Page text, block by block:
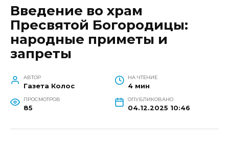
Введение во храм
Пресвятой Богородицы:
народные приметы и
запреты
АВТОР
Газета Колос
НА ЧТЕНИЕ
4 мин
ПРОСМОТРОВ
85
ОПУБЛИКОВАНО
04.12.2025 10:46